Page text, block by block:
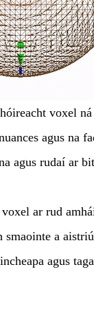
voxel
agus na
agus rudaí ar
ar rud
a
agus